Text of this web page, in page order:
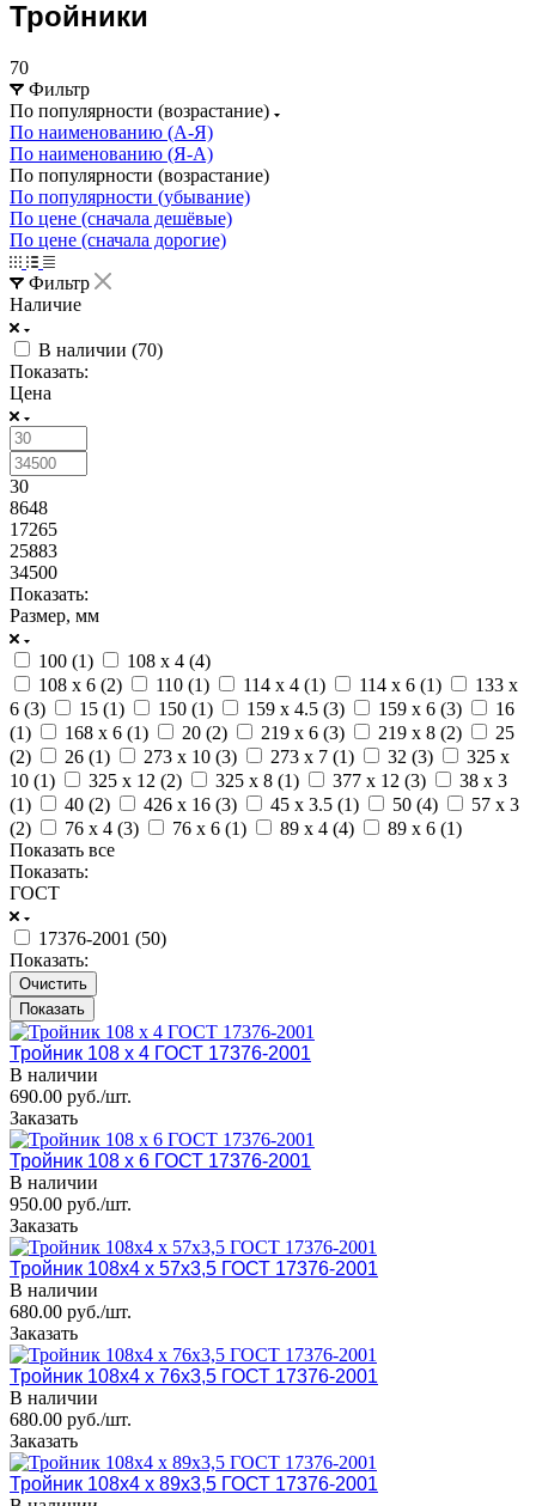
Тройники
70
Фильтр
По популярности (возрастание)
По наименованию (А-Я)
По наименованию (Я-А)
По популярности (возрастание)
По популярности (убывание)
По цене (сначала дешёвые)
По цене (сначала дорогие)
Фильтр
Наличие
В наличии (70)
Показать:
Цена
30
8648
17265
25883
34500
Показать:
Размер, мм
100 (1) 108 x 4 (4)
108 x 6 (2) 110 (1) 114 x 4 (1) 114 x 6 (1)
133 x
6 (3) 15 (1) 150 (1) 159 x 4.5 (3) 159 x 6 (3)
16
(1) 168 x 6 (1) 20 (2) 219 x 6 (3) 219 x 8 (2)
25
(2) 26 (1) 273 x 10 (3) 273 x 7 (1) 32 (3)
325 x
10 (1) 325 x 12 (2) 325 x 8 (1) 377 x 12 (3)
38 x 3
(1) 40 (2) 426 x 16 (3) 45 x 3.5 (1) 50 (4)
57 x 3
(2) 76 x 4 (3) 76 x 6 (1) 89 x 4 (4) 89 x 6 (1)
Показать все
Показать:
ГОСТ
17376-2001 (50)
Показать:
Очистить
Тройник 108 х 4 ГОСТ 17376-2001
В наличии
690.00 руб./шт.
Заказать
Тройник 108 х 6 ГОСТ 17376-2001
В наличии
950.00 руб./шт.
Заказать
Тройник 108x4 х 57x3,5 ГОСТ 17376-2001
В наличии
680.00 руб./шт.
Заказать
Тройник 108x4 х 76x3,5 ГОСТ 17376-2001
В наличии
680.00 руб./шт.
Заказать
Тройник 108x4 х 89x3,5 ГОСТ 17376-2001